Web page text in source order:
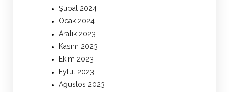
Şubat 2024
Ocak 2024
Aralık 2023
Kasım 2023
Ekim 2023
Eylül 2023
Ağustos 2023